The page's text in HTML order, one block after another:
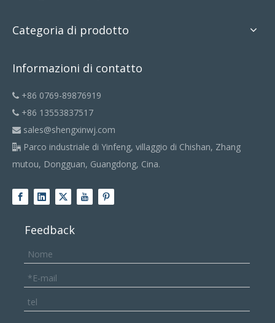
Categoria di prodotto
Informazioni di contatto
 +86 0769-89876919
 +86 13553837517
 sales@shengxinwj.com
 Parco industriale di Yinfeng, villaggio di Chishan, Zhang
mutou, Dongguan, Guangdong, Cina.
Feedback